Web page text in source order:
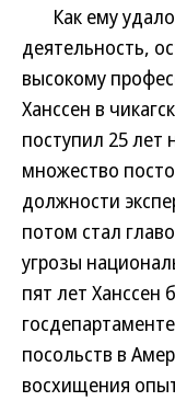
Как ему
деятельность,
высокому
Ханссен в
поступил 25 лет
множество
должности
потом стал
угрозы
пят лет Ханссен
посольств в
восхищения